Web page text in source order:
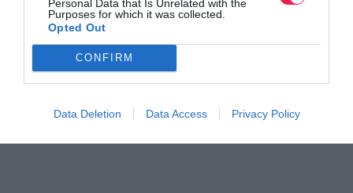
Personal Data that Is Unrelated with the
Purposes for which it was collected.
Opted Out
CONFIRM
Data Deletion Data Access Privacy Policy